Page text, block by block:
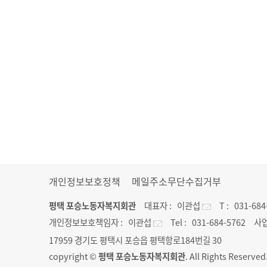
개인정보보호정책 메일주소무단수집거부
평택 포승노동자복지회관 대표자 : 이관섭 T : 031-
개인정보보호책임자 : 이관섭 Tel : 031-684-5762
사
17959 경기도 평택시 포승읍 평택항로184번길 30
copyright ©평택 포승노동자복지회관. All Rights